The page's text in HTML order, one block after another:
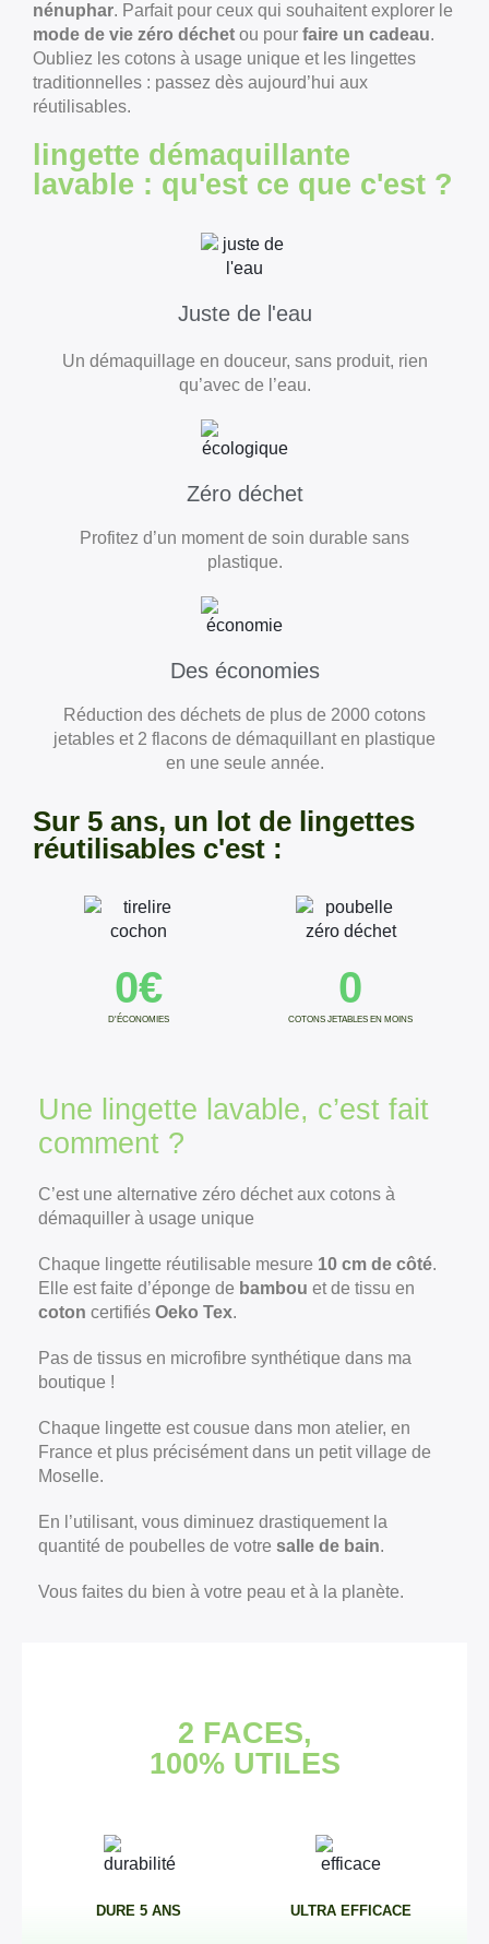
nénuphar. Parfait pour ceux qui souhaitent explorer le
mode de vie zéro déchet ou pour faire un cadeau.
Oubliez les cotons à usage unique et les lingettes
traditionnelles : passez dès aujourd’hui aux
réutilisables.
lingette démaquillante
lavable : qu'est ce que c'est ?
Juste de l'eau
Un démaquillage en douceur, sans produit, rien
qu’avec de l’eau.
Zéro déchet
Profitez d’un moment de soin durable sans
plastique.
Des économies
Réduction des déchets de plus de 2000 cotons
jetables et 2 flacons de démaquillant en plastique
en une seule année.
Sur 5 ans, un lot de lingettes
réutilisables c'est :
D'ÉCONOMIES
0€
COTONS JETABLES EN MOINS
0
Une lingette lavable, c’est fait
comment ?
C’est une alternative zéro déchet aux cotons à
démaquiller à usage unique
Chaque lingette réutilisable mesure 10 cm de côté.
Elle est faite d’éponge de bambou et de tissu en
coton certifiés Oeko Tex.
Pas de tissus en microfibre synthétique dans ma
boutique !
Chaque lingette est cousue dans mon atelier, en
France et plus précisément dans un petit village de
Moselle.
En l’utilisant, vous diminuez drastiquement la
quantité de poubelles de votre salle de bain.
Vous faites du bien à votre peau et à la planète.
2 FACES,
100% UTILES
DURE 5 ANS ULTRA EFFICACE